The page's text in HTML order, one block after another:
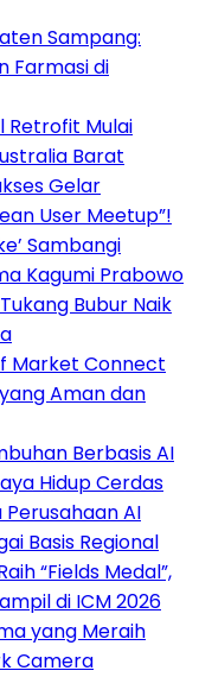
Sampang:
Farmasi di
Retrofit Mulai
Barat
Gelar
User Meetup”!
Sambangi
Kagumi Prabowo
Bubur Naik
Market Connect
Aman dan
Berbasis AI
Hidup Cerdas
AI
Basis Regional
“Fields Medal”,
di ICM 2026
yang Meraih
Camera